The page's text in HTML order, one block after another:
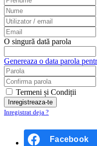
O singură dată parola
Genereaza o data parola
Termeni și Condiții
Inregistrat deja ?
Facebook